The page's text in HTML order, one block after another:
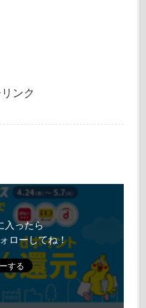
ンク
入ったら
ローしてね！